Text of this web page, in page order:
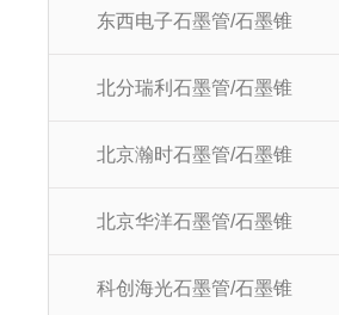
东西电子石墨管/石墨锥
北分瑞利石墨管/石墨锥
北京瀚时石墨管/石墨锥
北京华洋石墨管/石墨锥
科创海光石墨管/石墨锥